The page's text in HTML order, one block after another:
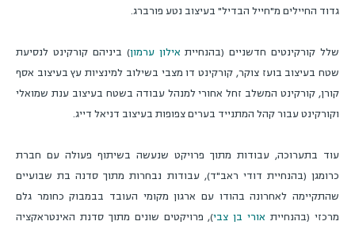
גדוד החיילים מ"חייל הבדיל" בעיצוב נטע פורברג.
שלל קורקינטים חדשניים (בהנחיית אילון ערמון) ביניהם קורקינט לנסיעת
שטח בעיצוב בועז צוקר, קורקינט דו מצבי בשילוב למינציות עץ בעיצוב אסף
קורן, קורקינט המשלב זחל אחורי למנהל עבודה בשטח בעיצוב ענת שמואלי
וקורקינט עבור קהל המתנייד בערים צפופות בעיצוב דניאל דייג.
עוד בתערוכה, עבודות מתוך פרויקט שנעשה בשיתוף פעולה עם חברת
כרומגן (בהנחיית דודי ראב"ד), עבודות נבחרות מתוך סדנה בת שבועיים
שהתקיימה לאחרונה בהודו עם ארגון מקומי העובד בבמבוק כחומר גלם
מרכזי (בהנחיית אורי בן צבי), פרויקטים שונים מתוך סדנת האינטראקציה